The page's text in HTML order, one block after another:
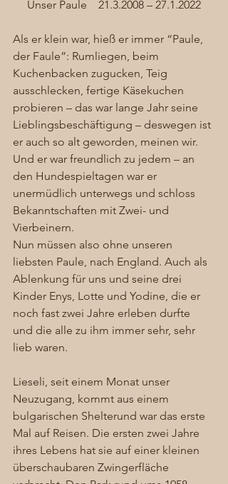
Unser Paule    21.3.2008 – 27.1.2022
Als er klein war, hieß er immer “Paule,
der Faule”: Rumliegen, beim
Kuchenbacken zugucken, Teig
ausschlecken, fertige Käsekuchen
probieren – das war lange Jahr seine
Lieblingsbeschäftigung – deswegen ist
er auch so alt geworden, meinen wir.
Und er war freundlich zu jedem – an
den Hundespieltagen war er
unermüdlich unterwegs und schloss
Bekanntschaften mit Zwei- und
Vierbeinern.
Nun müssen also ohne unseren
liebsten Paule, nach England. Auch als
Ablenkung für uns und seine drei
Kinder Enys, Lotte und Yodine, die er
noch fast zwei Jahre erleben durfte
und die alle zu ihm immer sehr, sehr
lieb waren.
Lieseli, seit einem Monat unser
Neuzugang, kommt aus einem
bulgarischen Shelterund war das erste
Mal auf Reisen. Die ersten zwei Jahre
ihres Lebens hat sie auf einer kleinen
überschaubaren Zwingerfläche